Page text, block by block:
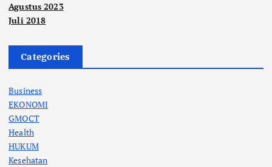
Agustus 2023
Juli 2018
Categories
Business
EKONOMI
GMOCT
Health
HUKUM
Kesehatan